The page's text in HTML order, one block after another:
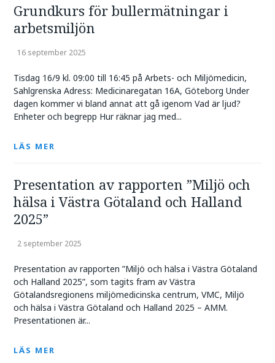
Grundkurs för bullermätningar i
arbetsmiljön
16 september 2025
Tisdag 16/9 kl. 09:00 till 16:45 på Arbets- och Miljömedicin,
Sahlgrenska Adress: Medicinaregatan 16A, Göteborg Under
dagen kommer vi bland annat att gå igenom Vad är ljud?
Enheter och begrepp Hur räknar jag med...
LÄS MER
Presentation av rapporten ”Miljö och
hälsa i Västra Götaland och Halland
2025”
2 september 2025
Presentation av rapporten ”Miljö och hälsa i Västra Götaland
och Halland 2025”, som tagits fram av Västra
Götalandsregionens miljömedicinska centrum, VMC, Miljö
och hälsa i Västra Götaland och Halland 2025 – AMM.
Presentationen är...
LÄS MER